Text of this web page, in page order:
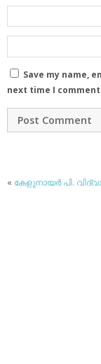
Save my name,
next time I
« കേളുനായര്‍ പി.